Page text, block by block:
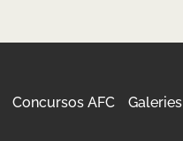
Concursos AFC Galeries